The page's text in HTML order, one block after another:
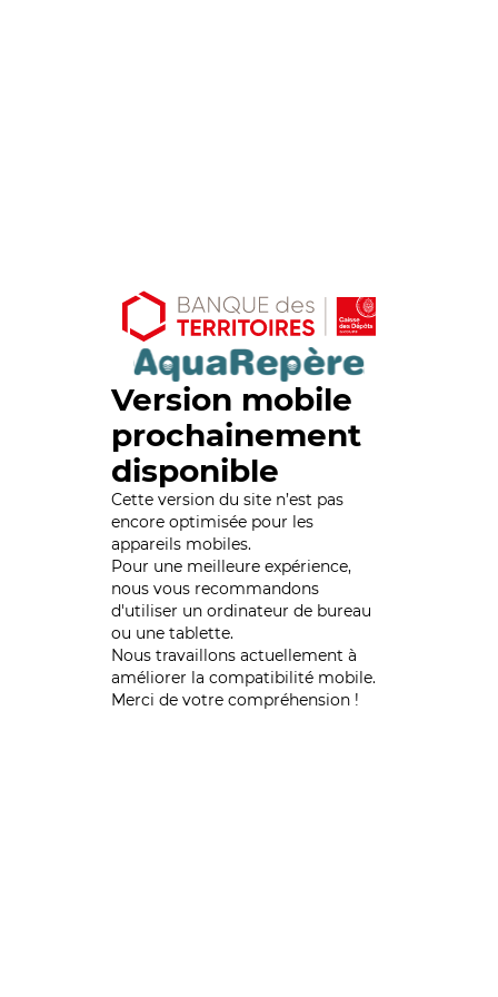
Version mobile
prochainement
disponible
Cette version du site n’est pas
encore optimisée pour les
appareils mobiles.
Pour une meilleure expérience,
nous vous recommandons
d'utiliser un ordinateur de bureau
ou une tablette.
Nous travaillons actuellement à
améliorer la compatibilité mobile.
Merci de votre compréhension !